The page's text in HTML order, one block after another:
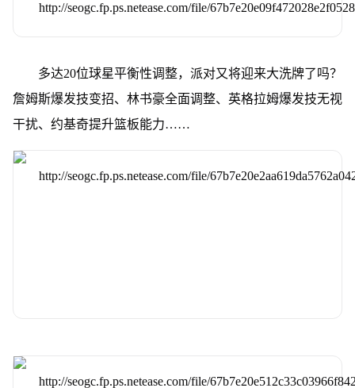
多达20位球星平衡性调整，派对又将迎来大洗牌了吗？
詹姆斯爆发技变招、林书豪全面调整、英格拉姆爆发技无视
干扰、约基奇提升篮板能力……